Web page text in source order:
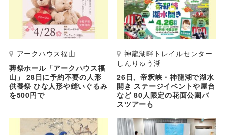
アークハウス福山
葬祭ホール「アークハウス福
山」 28日に予約不要の人形
供養祭 ひな人形や縫いぐるみ
を500円で
神龍湖畔トレイルセンター
しんりゅう湖
26日、帝釈峡・神龍湖で湖水
開き ステージイベントや屋台
など 80人限定の花面公園バ
スツアーも